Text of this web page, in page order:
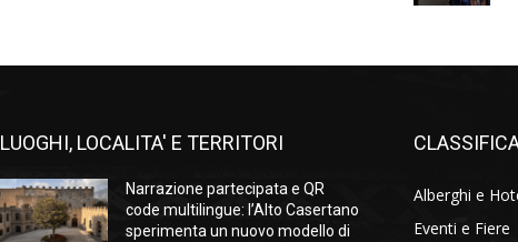
LUOGHI, LOCALITA' E TERRITORI
Narrazione partecipata e QR
code multilingue: l’Alto Casertano
sperimenta un nuovo modello di
Alberghi e
Eventi e Fiere